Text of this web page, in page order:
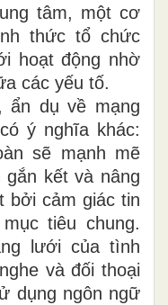
tâm, một cơ
thức tổ chức
hoạt động nhờ
các yếu tố.
ẩn dụ về mạng
ý nghĩa khác:
sẽ mạnh mẽ
kết và nâng
bởi cảm giác tin
tiêu chung.
lưới của tình
và đối thoại
dụng ngôn ngữ